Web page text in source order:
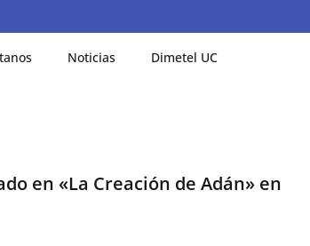
Noticias Dimetel UC
en «La Creación de Adán» en